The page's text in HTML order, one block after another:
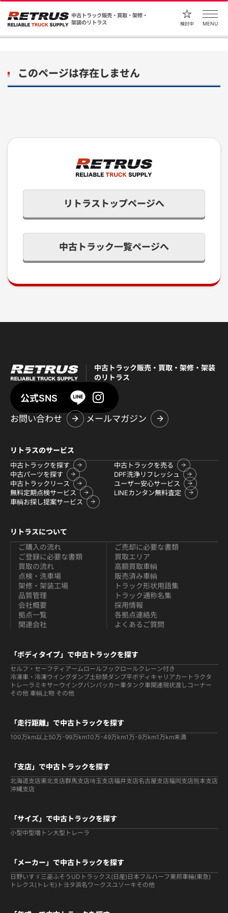
中古トラック販売・買取・架修・
架装のリトラス
検討中 MENU
このページは存在しません
リトラストップページへ
中古トラック一覧ページへ
中古トラック販売・買取・架修・架装
のリトラス
公式SNS
お問い合わせ
メールマガジン
リトラスのサービス
中古トラックを探す
中古トラックを売る
中古パーツを探す
DPF洗浄リフレッシュ
中古トラックリース
ユーザー安心サービス
無料定期点検サービス
LINEカンタン無料査定
車輌お探し提案サービス
リトラスについて
ご購入の流れ
ご登録に必要な書類
買取の流れ
ご売却に必要な書類
買取エリア
高額買取車輌
点検・洗車場
架修・架装工場
品質管理
販売済み車輌
トラック形状用語集
トラック通称名集
会社概要
拠点一覧
関連会社
採用情報
各拠点連絡先
よくあるご質問
「ボディタイプ」で中古トラックを探す
セルフ・セーフティ アームロールフックロールクレーン付き
冷凍車・冷凍ウイングダンプ土砂禁ダンプ平ボディ キャリアカー トラクタ
トレーラ ミキサーウイングバンパッカー車タンク車関連現状渡しコーナー
その他 車輌上物 その他
「走行距離」で中古トラックを探す
100万km以上50万-99万km10万-49万km1万-9万km1万km未満
「支店」で中古トラックを探す
北海道支店東北支店群馬支店埼玉支店福井支店名古屋支店福岡支店熊本支店
沖縄支店
「サイズ」で中古トラックを探す
小型中型増トン大型 トレーラ
「メーカー」で中古トラックを探す
日野いすゞ 三菱ふそう UDトラックス(日産) 日本フルハーフ 東邦車輛(東急)
トレクス(トレモ) トヨタ浜名ワークスユソーキその他